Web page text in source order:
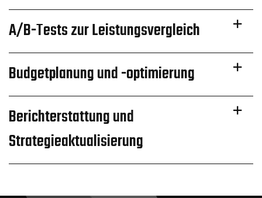
A/B-Tests zur Leistungsvergleich
Budgetplanung und -optimierung
Berichterstattung und
Strategieaktualisierung